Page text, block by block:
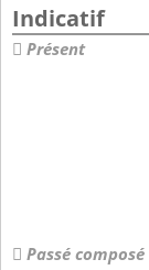
Indicatif
Présent
Passé composé